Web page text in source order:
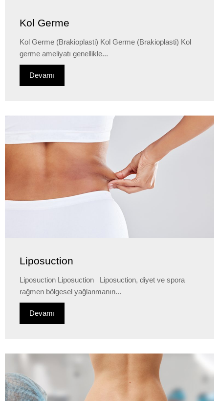
Kol Germe
Kol Germe (Brakioplasti) Kol Germe (Brakioplasti) Kol
germe ameliyatı genellikle...
Devamı
Liposuction
Liposuction Liposuction Liposuction, diyet ve spora
rağmen bölgesel yağlanmanın...
Devamı